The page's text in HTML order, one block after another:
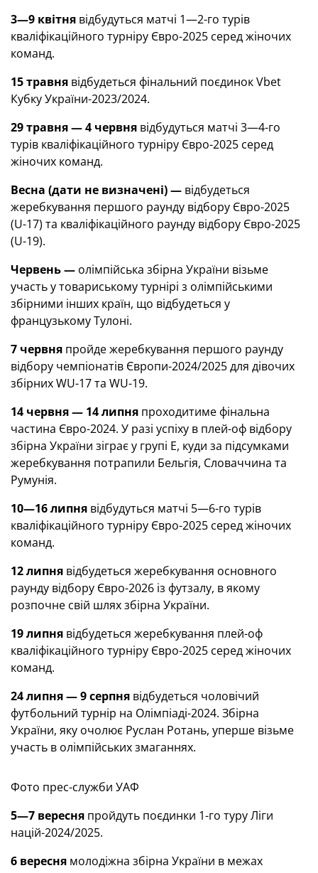
3—9 квітня відбудуться матчі 1—2-го турів
кваліфікаційного турніру Євро-2025 серед жіночих
команд.
15 травня відбудеться фінальний поєдинок Vbet
Кубку України-2023/2024.
29 травня — 4 червня відбудуться матчі 3—4-го
турів кваліфікаційного турніру Євро-2025 серед
жіночих команд.
Весна (дати не визначені) — відбудеться
жеребкування першого раунду відбору Євро-2025
(U-17) та кваліфікаційного раунду відбору Євро-2025
(U-19).
Червень — олімпійська збірна України візьме
участь у товариському турнірі з олімпійськими
збірними інших країн, що відбудеться у
французькому Тулоні.
7 червня пройде жеребкування першого раунду
відбору чемпіонатів Європи-2024/2025 для дівочих
збірних WU-17 та WU-19.
14 червня — 14 липня проходитиме фінальна
частина Євро-2024. У разі успіху в плей-оф відбору
збірна України зіграє у групі Е, куди за підсумками
жеребкування потрапили Бельгія, Словаччина та
Румунія.
10—16 липня відбудуться матчі 5—6-го турів
кваліфікаційного турніру Євро-2025 серед жіночих
команд.
12 липня відбудеться жеребкування основного
раунду відбору Євро-2026 із футзалу, в якому
розпочне свій шлях збірна України.
19 липня відбудеться жеребкування плей-оф
кваліфікаційного турніру Євро-2025 серед жіночих
команд.
24 липня — 9 серпня відбудеться чоловічий
футбольний турнір на Олімпіаді-2024. Збірна
України, яку очолює Руслан Ротань, уперше візьме
участь в олімпійських змаганнях.
Фото прес-служби УАФ
5—7 вересня пройдуть поєдинки 1-го туру Ліги
націй-2024/2025.
6 вересня молодіжна збірна України в межах